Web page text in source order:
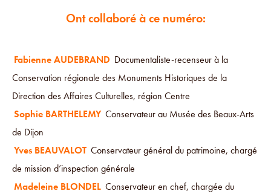
Ont collaboré à ce numéro:
Fabienne AUDEBRAND Documentaliste-recenseur à la
Conservation régionale des Monuments Historiques de la
Direction des Affaires Culturelles, région Centre
Sophie BARTHELEMY Conservateur au Musée des Beaux-Arts
de Dijon
Yves BEAUVALOT Conservateur général du patrimoine, chargé
de mission d’inspection générale
Madeleine BLONDEL Conservateur en chef, chargée du